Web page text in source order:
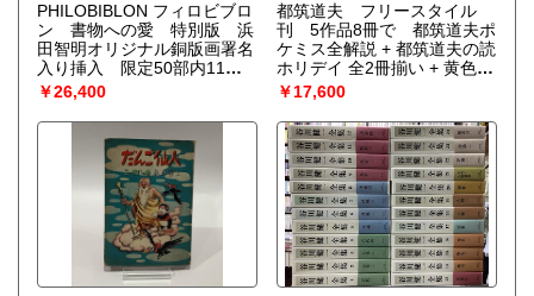
PHILOBIBLON フィロビブロ
ン 書物への愛 特別版 浜
田智明オリジナル銅版画署名
入り挿入 限定50部内11番
（リチャード・ド・ベリー
著 古田暁 訳 壽岳文章 序
文）
￥26,400
都筑道夫 フリースタイル
刊 5作品8冊で 都筑道夫ポ
ケミス全解説 + 都筑道夫の読
ホリデイ 全2冊揃い + 黄色い
部屋はいかに改装されたか？
増補版 + 推理作家の出来るま
で 全2冊揃い + 二十世紀のツ
ヅキです 1986-1993・1994-
1999 全2冊揃い （都筑道
夫）
￥17,600